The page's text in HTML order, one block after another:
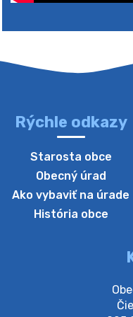
4. augusta 2026 10:05
Zberný dvor-
Oznamujeme
bude zberný dvor
hogy szerdán
lesz https://
Zber
Szeparált
Oznamujeme
Rýchle odkazy
Starosta obce
Obecný úrad
Ako vybaviť na úrade
História obce